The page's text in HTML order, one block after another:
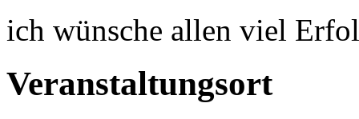
ich wünsche allen viel
Veranstaltungsort